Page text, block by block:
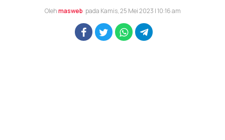
Olehmasweb pada Kamis, 25 Mei 2023 | 10:16 am